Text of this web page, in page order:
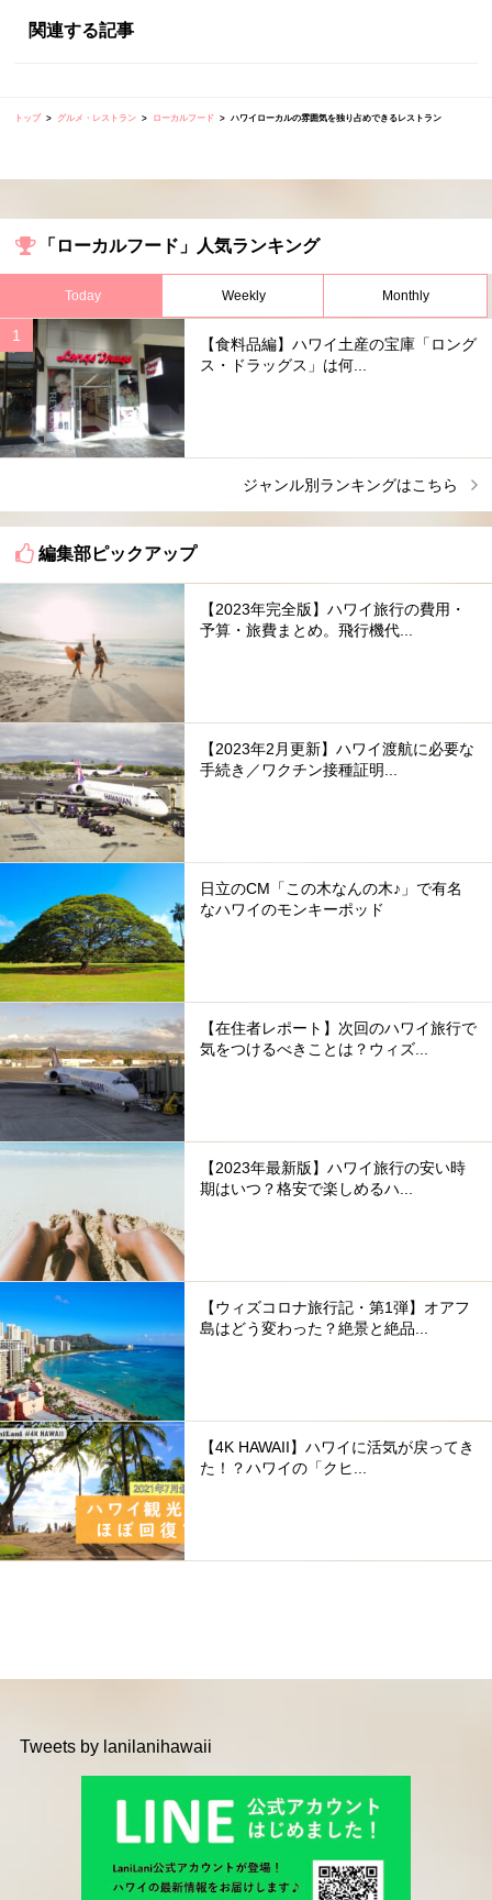
関連する記事
トップ グルメ・レストラン ローカルフード ハワイローカルの雰囲気を独り占めできるレストラン
「ローカルフード」人気ランキング
Today Weekly Monthly
【食料品編】ハワイ土産の宝庫「ロング
ス・ドラッグス」は何...
ジャンル別ランキングはこちら
編集部ピックアップ
【2023年完全版】ハワイ旅行の費用・
予算・旅費まとめ。飛行機代...
【2023年2月更新】ハワイ渡航に必要な
手続き／ワクチン接種証明...
日立のCM「この木なんの木♪」で有名
なハワイのモンキーポッド
【在住者レポート】次回のハワイ旅行で
気をつけるべきことは？ウィズ...
【2023年最新版】ハワイ旅行の安い時
期はいつ？格安で楽しめるハ...
【ウィズコロナ旅行記・第1弾】オアフ
島はどう変わった？絶景と絶品...
【4K HAWAII】ハワイに活気が戻ってき
た！？ハワイの「クヒ...
Tweets by lanilanihawaii